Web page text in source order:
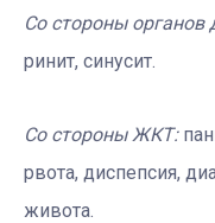
Со стороны органов
ринит, синусит.
Со стороны ЖКТ:
рвота, диспепсия,
живота.